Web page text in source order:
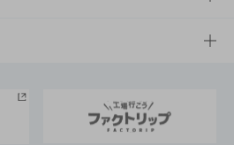
大阪
ステナビリティ経営